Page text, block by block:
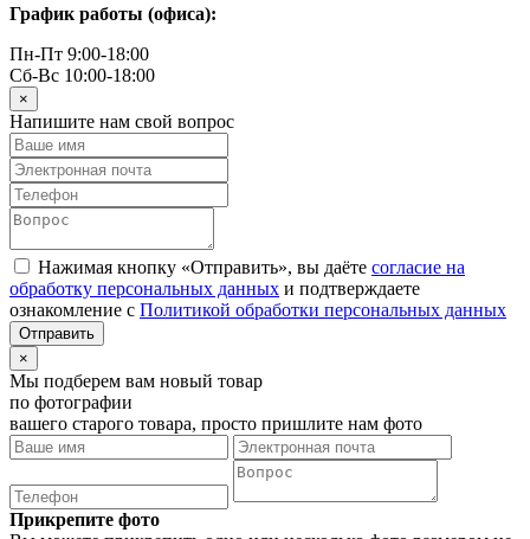
График работы (офиса):
Пн-Пт 9:00-18:00
Сб-Вс 10:00-18:00
×
Напишите нам свой вопрос
Нажимая кнопку «Отправить», вы даёте согласие на
обработку персональных данных и подтверждаете
ознакомление с Политикой обработки персональных данных
×
Мы подберем вам новый товар
по фотографии
вашего старого товара, просто пришлите нам фото
Прикрепите фото